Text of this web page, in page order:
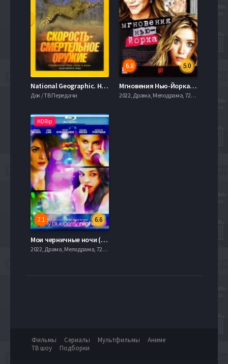
National Geographic. Невероятные мгновения (2003)
Док / ТВ Передачи
5.0
6.8
Мгновения Нью-Йорка (2004)
2022, Драма, Мелодрама, 720hd, mobilen
HDRip
6.6
7.1
Мои черничные ночи (2007)
2022, Драма, Мелодрама, 720hd, mobilen
Фильмы Сериалы Мультфильмы
Аниме
ТВ шоу
Подборки